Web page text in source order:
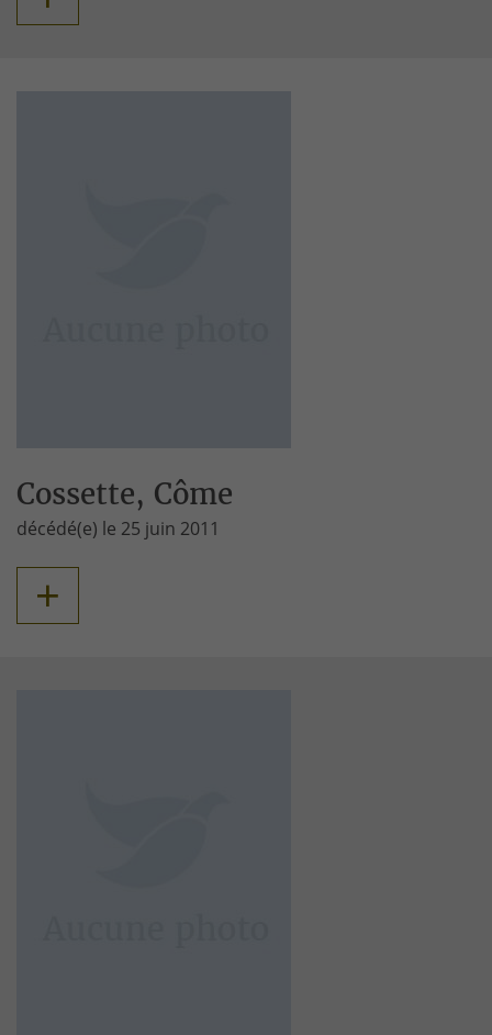
Cossette, Côme
décédé(e) le 25 juin 2011
+